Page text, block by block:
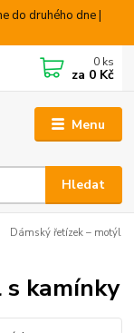
do druhého dne |
Menu
Hledat
0 ks
za 0 Kč
Dámský řetízek – motýl
kamínky